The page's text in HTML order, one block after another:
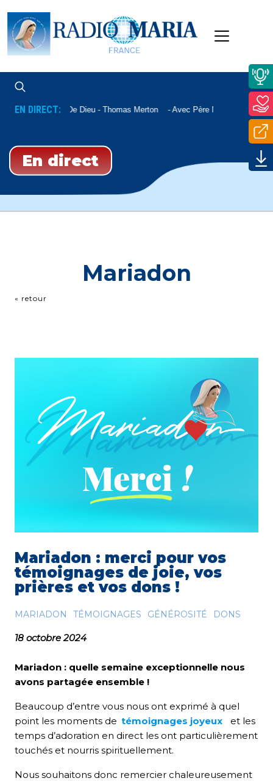
EN DIRECT:La Paix De Dieu - Thomas Merton Avec Père Nicolas Sautereau
En direct
Mariadon
« retour
Mariadon : merci pour vos
témoignages de joie, vos
prières et vos dons !
MARIADON TÉMOIGNAGES GÉNÉROSITÉ DONS
18 octobre 2024
Mariadon : quelle semaine exceptionnelle nous
avons partagée ensemble !
Beaucoup d’entre vous nous ont exprimé à quel
point les moments de témoignages joyeux
et les
temps d’adoration en direct les ont particulièrement
touchés et nourris spirituellement.
Nous souhaitons donc remercier chaleureusement